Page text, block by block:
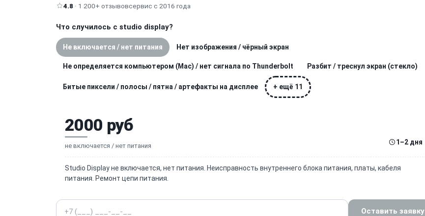
4.8 · 1 200+ отзывовсервис с 2016 года
Что случилось с studio display?
Не включается / нет питания Нет изображения / чёрный экран
Не определяется компьютером (Mac) / нет сигнала по Thunderbolt Разбит / треснул экран (стекло)
Битые пиксели / полосы / пятна / артефакты на дисплее + ещё 11
2000 руб
не включается / нет питания 1–2 дня
Studio Display не включается, нет питания. Неисправность внутреннего блока питания, платы, кабеля
питания. Ремонт цепи питания.
Телефон
Оставить заявку